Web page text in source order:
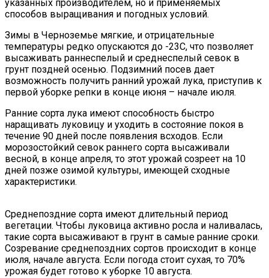
указанных производителем, но и применяемых
способов выращивания и погодных условий.
Зимы в Черноземье мягкие, и отрицательные
температуры редко опускаются до -23С, что позволяет
высаживать раннеспелый и среднеспелый севок в
грунт поздней осенью. Подзимний посев дает
возможность получить ранний урожай лука, приступив к
первой уборке репки в конце июня – начале июля.
Ранние сорта лука имеют способность быстро
наращивать луковицу и уходить в состояние покоя в
течение 90 дней после появления всходов. Если
морозостойкий севок раннего сорта высаживали
весной, в конце апреля, то этот урожай созреет на 10
дней позже озимой культуры, имеющей сходные
характеристики.
Среднепоздние сорта имеют длительный период
вегетации. Чтобы луковица активно росла и наливалась,
такие сорта высаживают в грунт в самые ранние сроки.
Созревание среднепоздних сортов происходит в конце
июля, начале августа. Если погода стоит сухая, то 70%
урожая будет готово к уборке 10 августа.